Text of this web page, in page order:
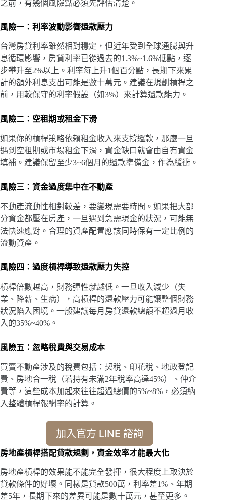
之前，有幾個風險點必須先評估清楚。
風險一：利率波動影響還款壓力
台灣房貸利率雖然相對穩定，但近年受到全球通膨與升
息循環影響，房貸利率已從過去的1.3%~1.6%低點，逐
步攀升至2%以上。利率每上升1個百分點，長期下來累
計的額外利息支出可能是數十萬元。建議在規劃槓桿之
前，用較保守的利率假設（如3%）來計算還款能力。
風險二：空租期或租金下滑
如果你的槓桿策略依賴租金收入來支撐還款，那麼一旦
遇到空租期或市場租金下滑，資金缺口就會由自有資金
填補。建議保留至少3~6個月的還款準備金，作為緩衝。
風險三：資金過度集中在不動產
不動產流動性相對較差，要變現需要時間。如果把大部
分資金都壓在房產，一旦遇到急需現金的狀況，可能無
法快速應對。合理的資產配置應該同時保有一定比例的
流動資產。
風險四：過度槓桿導致還款壓力失控
槓桿倍數越高，財務彈性就越低。一旦收入減少（失
業、降薪、生病），高槓桿的還款壓力可能讓整個財務
狀況陷入困境。一般建議每月房貸還款總額不超過月收
入的35%~40%。
風險五：忽略稅費與交易成本
買賣不動產涉及的稅費包括：契稅、印花稅、地政登記
費、房地合一稅（若持有未滿2年稅率高達45%）、仲介
費等，這些成本加起來往往超過總價的5%~8%，必須納
入整體槓桿報酬率的計算。
加入官方 LINE 諮詢
房地產槓桿搭配貸款規劃，資金效率才能最大化
房地產槓桿的效果能不能完全發揮，很大程度上取決於
貸款條件的好壞。同樣是貸款500萬，利率差1%、年期
差5年，長期下來的差異可能是數十萬元，甚至更多。